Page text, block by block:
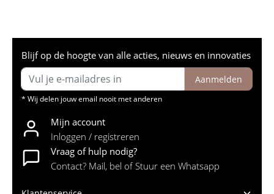
Blijf op de hoogte van alle acties, nieuws en innovaties
Aanmelden
* Wij delen jouw email nooit met anderen
Mijn account
Inloggen / registreren
Vraag of hulp nodig?
Contact? Mail, bel of Stuur een Whatsapp